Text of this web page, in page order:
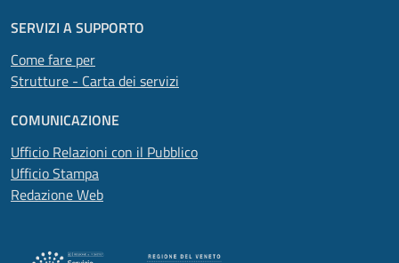
SERVIZI A SUPPORTO
Come fare per
Strutture - Carta dei servizi
COMUNICAZIONE
Ufficio Relazioni con il Pubblico
Ufficio Stampa
Redazione Web